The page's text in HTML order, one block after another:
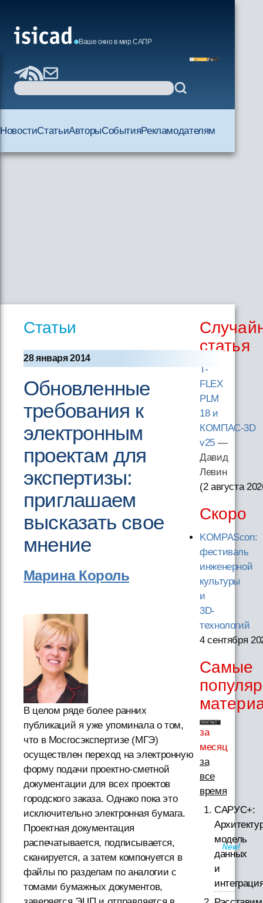
Ваше окно в мир САПР
НовостиСтатьиАвторыСобытияРекламодателям
Статьи
28 января 2014
Обновленные
требования к
электронным
проектам для
экспертизы:
приглашаем
высказать свое
мнение
Марина Король
В целом ряде более ранних
публикаций я уже упоминала о том,
что в Мосгосэкспертизе (МГЭ)
осуществлен переход на электронную
форму подачи проектно-сметной
документации для всех проектов
городского заказа. Однако пока это
исключительно электронная бумага.
Проектная документация
распечатывается, подписывается,
сканируется, а затем компонуется в
файлы по разделам по аналогии с
томами бумажных документов,
статья
T-
FLEX
PLM
18 и
КОМПАС-3D
v25—
Давид
Левин
(2 августа
Скоро
KOMPAScon:
фестиваль
инженерной
культуры
и
3D-
технологий
4 сентября
Самые
за
месяц
за
все
время
САРУС+:
модель
данных
и